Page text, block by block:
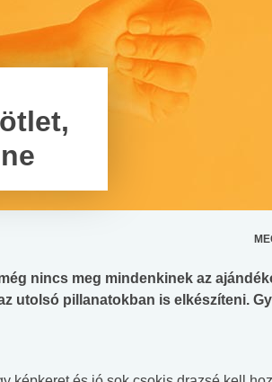
nincs meg mindenkinek az
utolsó pillanatokban is elkészíteni.